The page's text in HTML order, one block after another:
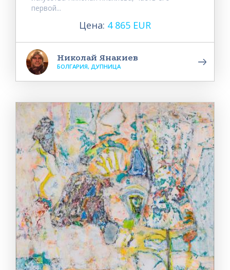
первой...
Цена: 4 865 EUR
Николай Янакиев
БОЛГАРИЯ, ДУПНИЦА